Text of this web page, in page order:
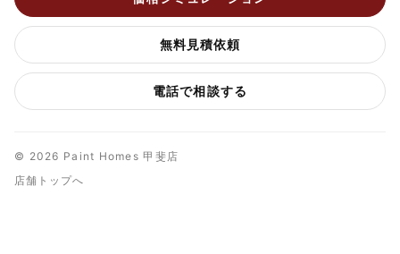
無料見積依頼
電話で相談する
© 2026 Paint Homes 甲斐店
店舗トップへ